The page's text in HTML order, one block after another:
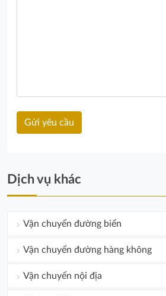
Dịch vụ khác
Vận chuyển đường biển
Vận chuyển đường hàng không
Vận chuyển nội địa